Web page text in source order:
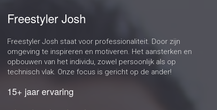
Freestyler Josh
Freestyler Josh staat voor professionaliteit. Door zijn
omgeving te inspireren en motiveren. Het aansterken en
opbouwen van het individu, zowel persoonlijk als op
technisch vlak. Onze focus is gericht op de ander!
15+ jaar ervaring